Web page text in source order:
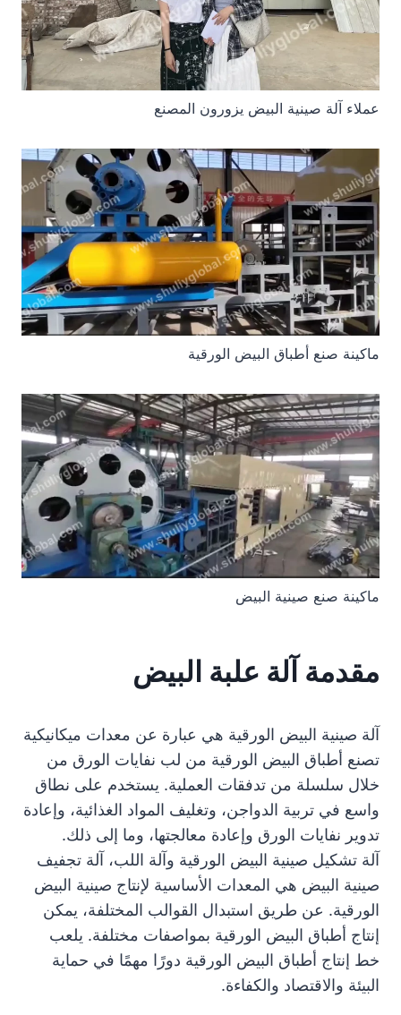
عملاء آلة صينية البيض يزورون المصنع
ماكينة صنع أطباق البيض الورقية
ماكينة صنع صينية البيض
مقدمة آلة علبة البيض
آلة صينية البيض الورقية هي عبارة عن معدات ميكانيكية
تصنع أطباق البيض الورقية من لب نفايات الورق من
خلال سلسلة من تدفقات العملية. يستخدم على نطاق
واسع في تربية الدواجن، وتغليف المواد الغذائية، وإعادة
تدوير نفايات الورق وإعادة معالجتها، وما إلى ذلك.
آلة تشكيل صينية البيض الورقية وآلة اللب، آلة تجفيف
صينية البيض هي المعدات الأساسية لإنتاج صينية البيض
الورقية. عن طريق استبدال القوالب المختلفة، يمكن
إنتاج أطباق البيض الورقية بمواصفات مختلفة. يلعب
خط إنتاج أطباق البيض الورقية دورًا مهمًا في حماية
البيئة والاقتصاد والكفاءة.